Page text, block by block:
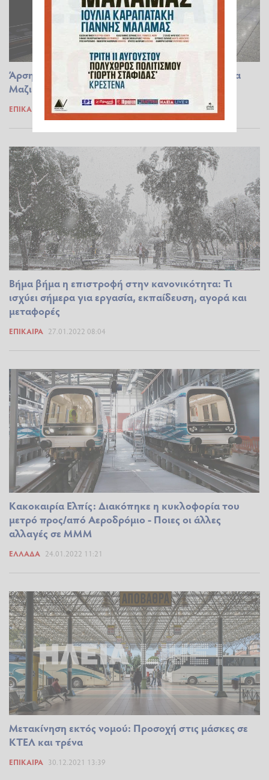
Άρση μέτρων: Υποχρεωτικές οι μάσκες στα Μέσα
Μαζικής Μεταφοράς και μετά την 1η Ιουνίου
ΕΠΊΚΑΙΡΑ 13.04.2022 18:55
Βήμα βήμα η επιστροφή στην κανονικότητα: Τι
ισχύει σήμερα για εργασία, εκπαίδευση, αγορά και
μεταφορές
ΕΠΊΚΑΙΡΑ 27.01.2022 08:04
Κακοκαιρία Ελπίς: Διακόπηκε η κυκλοφορία του
μετρό προς/από Αεροδρόμιο - Ποιες οι άλλες
αλλαγές σε ΜΜΜ
ΕΛΛΆΔΑ 24.01.2022 11:21
Μετακίνηση εκτός νομού: Προσοχή στις μάσκες σε
ΚΤΕΛ και τρένα
ΕΠΊΚΑΙΡΑ 30.12.2021 13:39